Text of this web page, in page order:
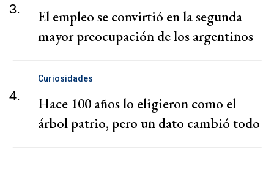
3.
El empleo se convirtió en la segunda
mayor preocupación de los argentinos
4.
Curiosidades
Hace 100 años lo eligieron como el
árbol patrio, pero un dato cambió todo